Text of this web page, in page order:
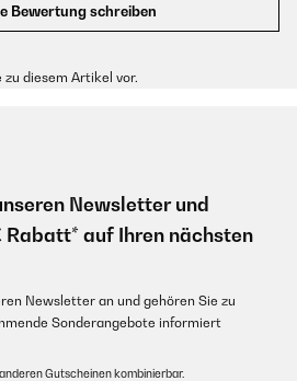
Bewertung schreiben
diesem Artikel vor.
Newsletter und
Rabatt* auf Ihren nächsten
Newsletter an und gehören Sie zu
Sonderangebote informiert
Gutscheinen kombinierbar.